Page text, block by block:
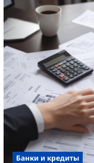
Банки и кредиты